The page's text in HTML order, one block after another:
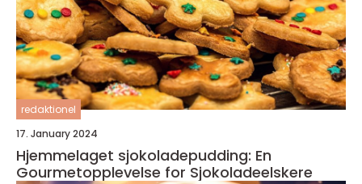
redaktionel
17. January 2024
Hjemmelaget sjokoladepudding: En
Gourmetopplevelse for Sjokoladeelskere